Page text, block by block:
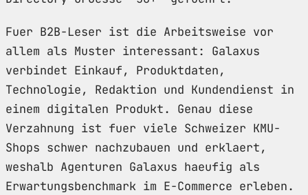
Fuer B2B-Leser ist die Arbeitsweise vor
allem als Muster interessant: Galaxus
verbindet Einkauf, Produktdaten,
Technologie, Redaktion und Kundendienst in
einem digitalen Produkt. Genau diese
Verzahnung ist fuer viele Schweizer KMU-
Shops schwer nachzubauen und erklaert,
weshalb Agenturen Galaxus haeufig als
Erwartungsbenchmark im E-Commerce erleben.